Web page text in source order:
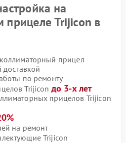
на
прицеле Trijicon в
прицел
доставкой
по ремонту
Trijicon до 3-х лет
прицелов Trijicon
на ремонт
Trijicon